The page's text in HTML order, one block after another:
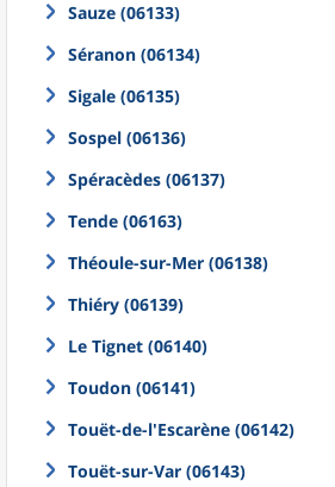
Sauze (06133)
Séranon (06134)
Sigale (06135)
Sospel (06136)
Spéracèdes (06137)
Tende (06163)
Théoule-sur-Mer (06138)
Thiéry (06139)
Le Tignet (06140)
Toudon (06141)
Touët-de-l'Escarène (06142)
Touët-sur-Var (06143)